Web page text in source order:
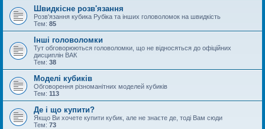
Швидкісне розв'язання
Розв'язання кубика Рубіка та інших головоломок на швидкість
Тем: 85
Інші головоломки
Тут обговорюються головоломки, що не відносяться до офіційних
дисциплін ВАК
Тем: 38
Моделі кубиків
Обговорення різноманітних моделей кубиків
Тем: 113
Де і що купити?
Якщо Ви хочете купити кубик, але не знаєте де, тоді Вам сюди
Тем: 73